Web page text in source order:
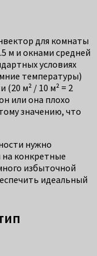
для комнаты
м и окнами средней
условиях
температуры)
м² / 10 м² = 2
или она плохо
значению, что
нужно
конкретные
избыточной
идеальный